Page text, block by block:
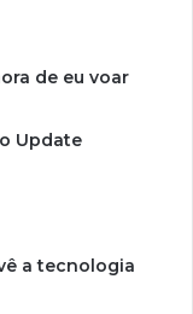
de eu voar
Update
a tecnologia